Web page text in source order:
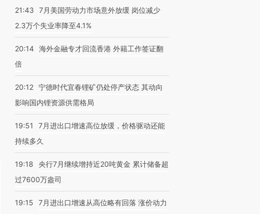
21:43
7月美国劳动力市场意外放缓 岗位减少
2.3万个失业率降至4.1%
20:14 海外金融专才回流香港 外籍工作签证翻
倍
20:12 宁德时代宜春锂矿仍处停产状态 其动向
影响国内锂资源供需格局
19:51
7月进出口增速高位放缓，价格驱动还能
持续多久
19:18
央行7月继续增持近20吨黄金 累计储备超
过7600万盎司
19:15
7月进出口增速从高位略有回落 涨价动力